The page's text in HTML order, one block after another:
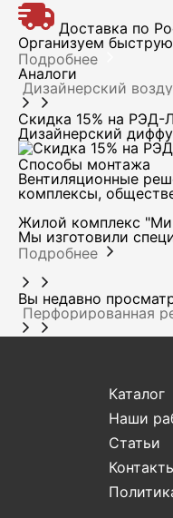
Доставка по
Организуем
Подробнее
Аналоги
Дизайнерский
Скидка 15% на РЭД-
Дизайнерский
Способы монтажа
Вентиляционные
комплексы,
Жилой комплекс
Мы изготовили
Подробнее
Вы недавно
Перфорированная
Каталог
Наши
Статьи